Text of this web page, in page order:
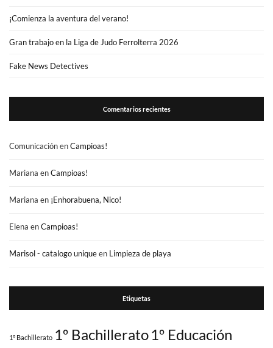
¡Comienza la aventura del verano!
Gran trabajo en la Liga de Judo Ferrolterra 2026
Fake News Detectives
Comentarios recientes
ComunicaciónenCampioas!
Mariana enCampioas!
Mariana en ¡Enhorabuena, Nico!
Elena enCampioas!
Marisol - catalogo uniqueen Limpieza de playa
Etiquetas
1° Bachillerato 1º Bachillerato1º Educación